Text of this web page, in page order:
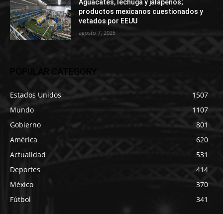
Aguacates, lechuga y jalapeños;
productos mexicanos cuestionados y
vetados por EEUU
agosto 7, 2026
POPULAR CATEGORY
Estados Unidos
1507
Mundo
1107
Gobierno
801
América
620
Actualidad
531
Deportes
414
México
370
Fútbol
341